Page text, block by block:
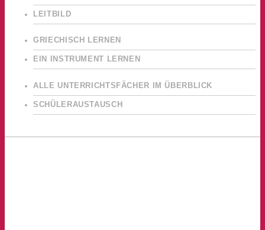
LEITBILD
GRIECHISCH LERNEN
EIN INSTRUMENT LERNEN
ALLE UNTERRICHTSFÄCHER IM ÜBERBLICK
SCHÜLERAUSTAUSCH